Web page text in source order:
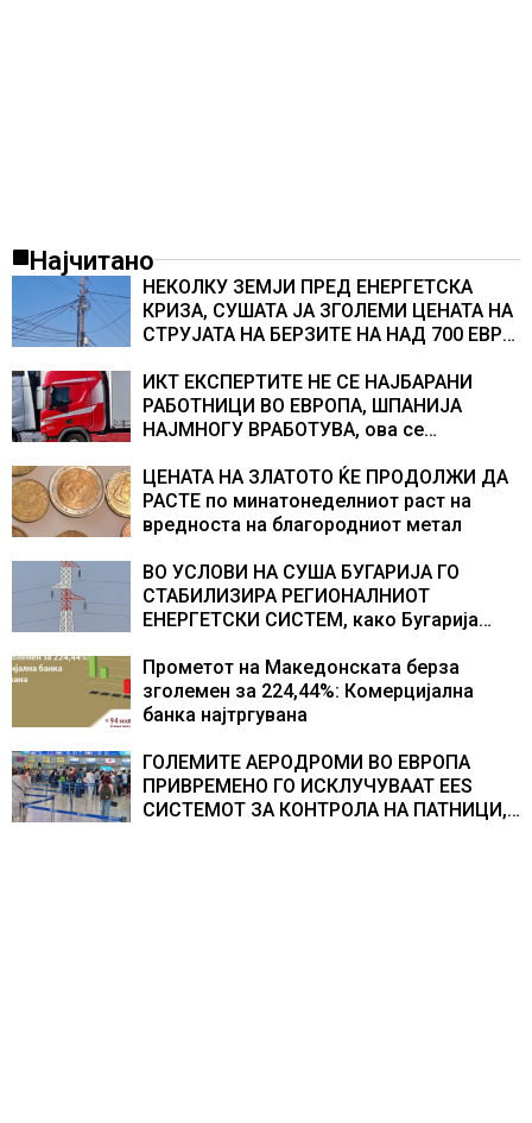
Најчитано
НЕКОЛКУ ЗЕМЈИ ПРЕД ЕНЕРГЕТСКА
КРИЗА, СУШАТА ЈА ЗГОЛЕМИ ЦЕНАТА НА
СТРУЈАТА НА БЕРЗИТЕ НА НАД 700 ЕВРА
ИКТ ЕКСПЕРТИТЕ НЕ СЕ НАЈБАРАНИ
РАБОТНИЦИ ВО ЕВРОПА, ШПАНИЈА
НАЈМНОГУ ВРАБОТУВА, oва се
година
ЦЕНАТА НА ЗЛАТОТО ЌЕ ПРОДОЛЖИ ДА
РАСТЕ по минатонеделниот раст на
вредноста на благородниот метал
ВО УСЛОВИ НА СУША БУГАРИЈА ГО
СТАБИЛИЗИРА РЕГИОНАЛНИОТ
ЕНЕРГЕТСКИ СИСТЕМ, како Бугарија
складирање на енергија од батерии
Прометот на Македонската берза
зголемен за 224,44%: Комерцијална
банка најтргувана
ГОЛЕМИТЕ АЕРОДРОМИ ВО ЕВРОПА
ПРИВРЕМЕНО ГО ИСКЛУЧУВААТ ЕЕS
СИСТЕМОТ ЗА КОНТРОЛА НА ПАТНИЦИ,